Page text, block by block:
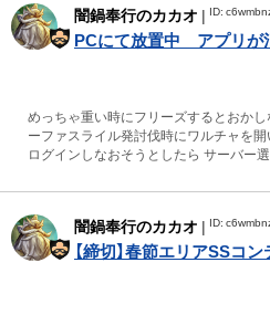
闇鍋奉行のカカオ | ID:
PCにて放置中 アプリが
めっちゃ重い時にフリーズするとおか
ーファスライル発討伐時にワルチャを開
ログインしなおそうとしたら サーバー選
闇鍋奉行のカカオ | ID:
【締切】春節エリアSSコン